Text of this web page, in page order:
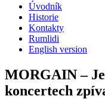
Úvodník
Historie
Kontakty
Rumlidi
English version
MORGAIN –
koncertech